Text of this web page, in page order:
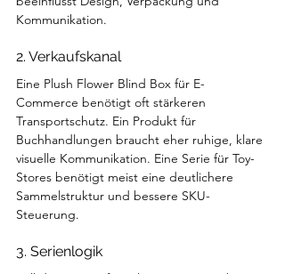
Kommunikation.
2. Verkaufskanal
Eine Plush Flower Blind Box für E-
Commerce benötigt oft stärkeren
Transportschutz. Ein Produkt für
Buchhandlungen braucht eher ruhige, klare
visuelle Kommunikation. Eine Serie für Toy-
Stores benötigt meist eine deutlichere
Sammelstruktur und bessere SKU-
Steuerung.
3. Serienlogik